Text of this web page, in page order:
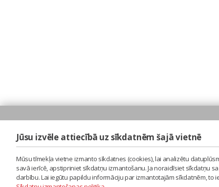
Jūsu izvēle attiecībā uz sīkdatnēm šajā vietnē
Mūsu tīmekļa vietne izmanto sīkdatnes (cookies), lai analizētu
savā ierīcē, apstipriniet sīkdatņu izmantošanu. Ja noraidīsiet sīkdatņu
darbību. Lai iegūtu papildu informāciju par izmantotajām sīkdatnēm,